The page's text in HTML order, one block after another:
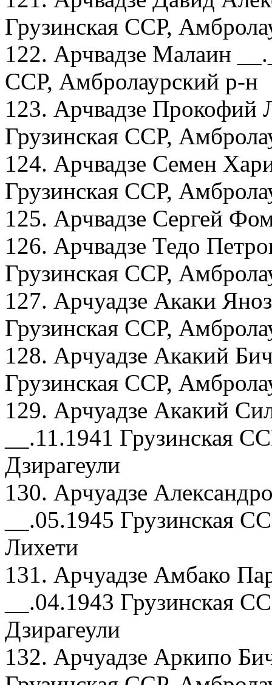
Грузинская ССР,
122. Арчвадзе Малаин
ССР, Амбролаурский р-н
123. Арчвадзе Прокофий
Грузинская ССР,
124. Арчвадзе Семен
Грузинская ССР,
125. Арчвадзе Сергей
126. Арчвадзе Тедо
Грузинская ССР,
127. Арчуадзе Акаки
Грузинская ССР,
128. Арчуадзе Акакий
Грузинская ССР,
129. Арчуадзе Акакий
__.11.1941 Грузинская
Дзирагеули
130. Арчуадзе
__.05.1945 Грузинская
Лихети
131. Арчуадзе Амбако
__.04.1943 Грузинская
Дзирагеули
132. Арчуадзе Аркипо